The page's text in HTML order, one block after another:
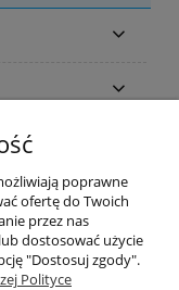
poprawne
ofertę do Twoich
przez nas
dostosować użycie
"Dostosuj zgody".
Polityce